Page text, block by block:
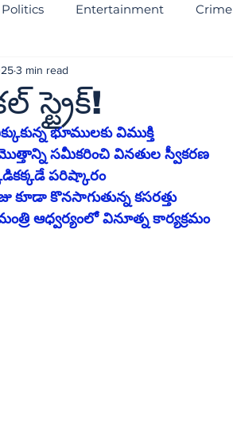
Politics Entertainment Crime
స్ట్రైక్‌!
3 min read
భూములకు విముక్తి
సమీకరించి వినతుల స్వీకరణ
పరిష్కారం
కొనసాగుతున్న కసరత్తు
ఆధ్వర్యంలో వినూత్న కార్యక్రమం